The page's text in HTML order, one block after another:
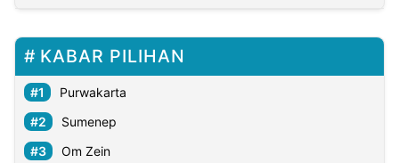
KABAR PILIHAN
Purwakarta
Sumenep
Om Zein